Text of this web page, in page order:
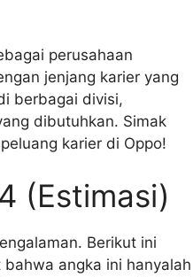
perusahaan
jenjang karier yang
berbagai divisi,
dibutuhkan. Simak
karier di Oppo!
(Estimasi)
Berikut ini
angka ini hanyalah